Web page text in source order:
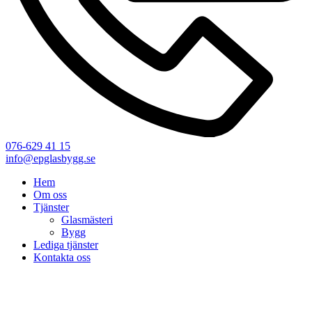
076-629 41 15
info@epglasbygg.se
Hem
Om oss
Tjänster
Glasmästeri
Bygg
Lediga tjänster
Kontakta oss